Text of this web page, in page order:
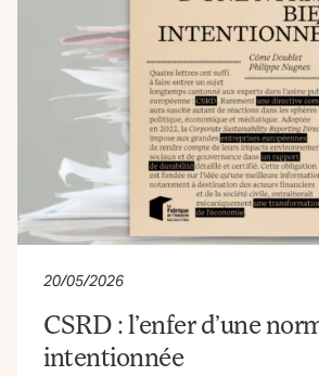
20/05/2026
CSRD : l’enfer d’une
intentionnée